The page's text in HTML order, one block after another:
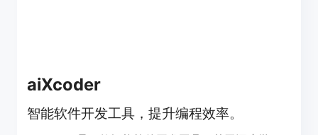
aiXcoder
智能软件开发工具，提升编程效率。